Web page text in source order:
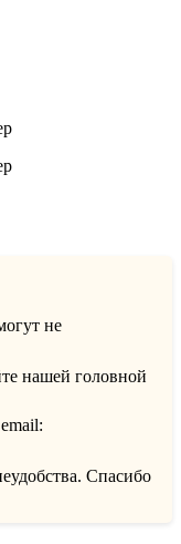
не
нашей головной
Спасибо